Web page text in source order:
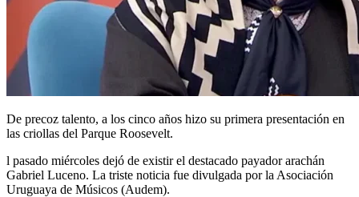
De precoz talento, a los cinco años hizo su primera presentación en
las criollas del Parque Roosevelt.
l pasado miércoles dejó de existir el destacado payador arachán
Gabriel Luceno. La triste noticia fue divulgada por la Asociación
Uruguaya de Músicos (Audem).